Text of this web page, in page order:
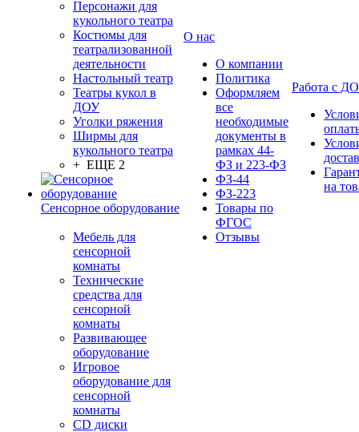
Персонажи для
кукольного театра
Костюмы для
театрализованной
деятельности
Настольный театр
Театры кукол в
ДОУ
Уголки ряжения
Ширмы для
кукольного театра
+ ЕЩЕ 2
Сенсорное оборудование
Мебель для
сенсорной
комнаты
Технические
средства для
сенсорной
комнаты
Развивающее
оборудование
Игровое
оборудование для
сенсорной
комнаты
CD диски
О нас
О компании
Политика
Оформляем
все
необходимые
документы в
рамках 44-
ФЗ и 223-ФЗ
ФЗ-44
ФЗ-223
Товары по
ФГОС
Отзывы
Работа с
на